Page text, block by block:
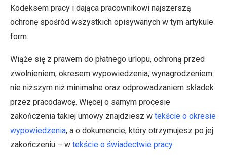
Kodeksem pracy i dająca pracownikowi najszerszą
ochronę spośród wszystkich opisywanych w tym artykule
form.
Wiąże się z prawem do płatnego urlopu, ochroną przed
zwolnieniem, okresem wypowiedzenia, wynagrodzeniem
nie niższym niż minimalne oraz odprowadzaniem składek
przez pracodawcę. Więcej o samym procesie
zakończenia takiej umowy znajdziesz w tekście o okresie
wypowiedzenia, a o dokumencie, który otrzymujesz po jej
zakończeniu – w tekście o świadectwie pracy.